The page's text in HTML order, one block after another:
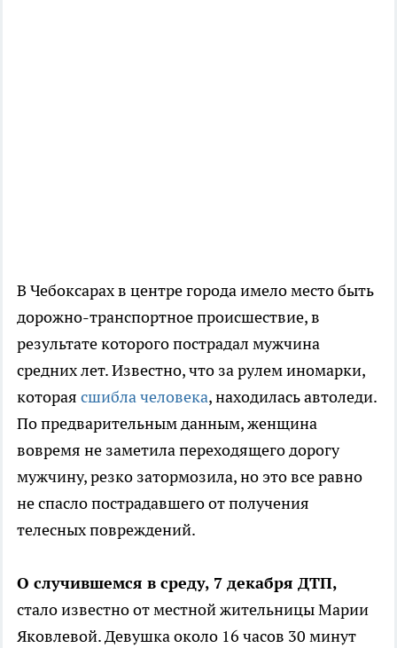
В Чебоксарах в центре города имело место быть
дорожно-транспортное происшествие, в
результате которого пострадал мужчина
средних лет. Известно, что за рулем иномарки,
которая сшибла человека, находилась автоледи.
По предварительным данным, женщина
вовремя не заметила переходящего дорогу
мужчину, резко затормозила, но это все равно
не спасло пострадавшего от получения
телесных повреждений.
О случившемся в среду, 7 декабря ДТП,
стало известно от местной жительницы Марии
Яковлевой. Девушка около 16 часов 30 минут